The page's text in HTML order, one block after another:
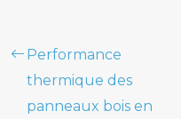
Performance
thermique des
panneaux bois en